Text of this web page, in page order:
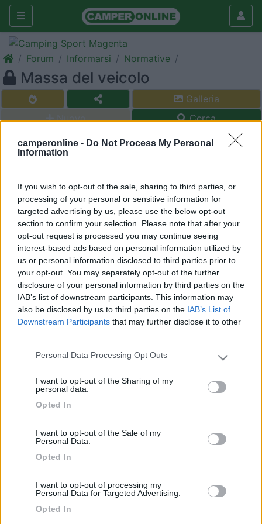
camperonline - Do Not Process My Personal
Information
If you wish to opt-out of the sale, sharing to third parties, or
processing of your personal or sensitive information for
targeted advertising by us, please use the below opt-out
section to confirm your selection. Please note that after your
opt-out request is processed you may continue seeing
interest-based ads based on personal information utilized by
us or personal information disclosed to third parties prior to
your opt-out. You may separately opt-out of the further
disclosure of your personal information by third parties on the
IAB’s list of downstream participants. This information may
also be disclosed by us to third parties on the IAB’s List of
Downstream Participants that may further disclose it to other
Please note that this website/app uses one or more Google
not limited to your visit or usage behaviour. You may click to
use your data for below specified purposes in below Google
Personal Data Processing Opt Outs
I want to opt-out of the Sharing of my
personal data.
Opted In
I want to opt-out of the Sale of my
Personal Data.
Opted In
I want to opt-out of processing my
Personal Data for Targeted Advertising.
Opted In
Forum Informarsi Normative
Massa del veicolo
Galleria
Nuovo
Cerca
< 1 >
Inserito il26/07/2006
09:10:29
Ho posto un quesito scritto alla Polizia di Stato in ordine alla
normativa applicabile agli autocaravan in caso venga rilevato
un sovraccarico rispetto a quanto previsto nella carta di
circolazione. La risposta ricevuta, che riporto integralmente più
sotto, mostra chiaramente come l'art. 167 c.d.s. sia
pacificamente applicabile anche ai nostri veicoli e non solo al
trasporto di merci. Spero di essere stato utile. Ecco il testo della
risposta: "Grazie per aver visitato il sito della Polizia di Stato.
Circolare alla guida di un veicolo con un peso superiore a quello
indicato nella carta di circolazione è punito dall'art.167 c.d.s. in
ragione della percentuale di sovraccarico o del peso in più. La
rimandiamo alla consultazione del testo normativo che può
trovare all'indirizzo
Qualora il sovraccarico fosse determinato dal trasporto di
merce indivisibile e comportasse il superamento della massa
limite legale per la categoria cui appartiene il veicolo (nel suo
saluti" Buone ferie a tutti. Enrico
Argomenti recenti
MECCANICA